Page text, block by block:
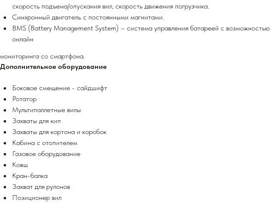
скорость подъема/опускания вил, скорость движения погрузчика.
Синхронный двигатель с постоянными магнитами.
BMS (Battery Management System) – система управления батареей с возможностью
онлайн
мониторинга со смартфона.
Дополнительное оборудование
Боковое смещение - сайдшифт
Ротатор
Мультипаллетные вилы
Захваты для кип
Захваты для кортона и коробок
Кабина с отопителем
Газовое оборудование
Ковш
Кран-балка
Захват для рулонов
Позиционер вил